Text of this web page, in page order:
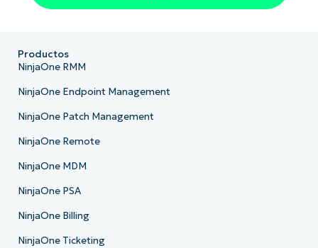
Productos
NinjaOne RMM
NinjaOne Endpoint Management
NinjaOne Patch Management
NinjaOne Remote
NinjaOne MDM
NinjaOne PSA
NinjaOne Billing
NinjaOne Ticketing